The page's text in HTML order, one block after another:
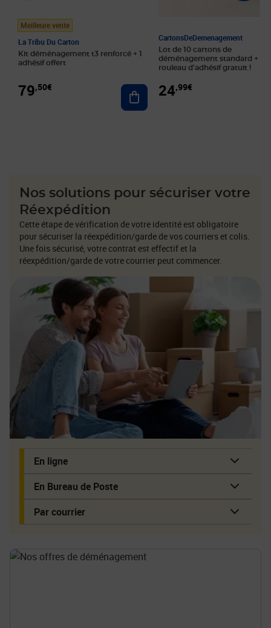
Meilleure vente
La Tribu Du Carton
Kit déménagement t3 renforcé + 1
adhésif offert
79,50€ Ajouter au panier
CartonsDeDemenagement
Lot de 10 cartons de
déménagement standard + 1
rouleau d'adhésif gratuit !
24,99€
Nos solutions pour sécuriser votre
Réexpédition
Cette étape de vérification de votre identité est obligatoire
pour sécuriser la réexpédition/garde de vos courriers et colis.
Une fois sécurisé, votre contrat est effectif et la
réexpédition/garde de votre courrier peut commencer.
En ligne
En Bureau de Poste
Par courrier